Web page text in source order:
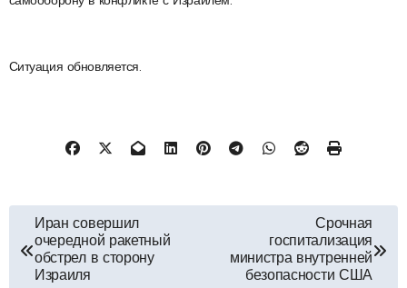
Ситуация обновляется.
Навигация
по
Иран совершил
очередной ракетный
обстрел в сторону
Израиля
Срочная
госпитализация
министра внутренней
безопасности США